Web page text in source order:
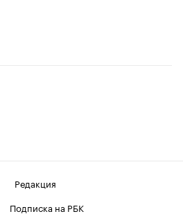
Редакция
Подписка на РБК